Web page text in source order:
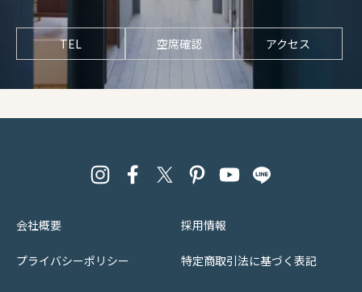
TEL 空席確認 アクセス
会社概要 採用情報
プライバシーポリシー 特定商取引法に基づく表記